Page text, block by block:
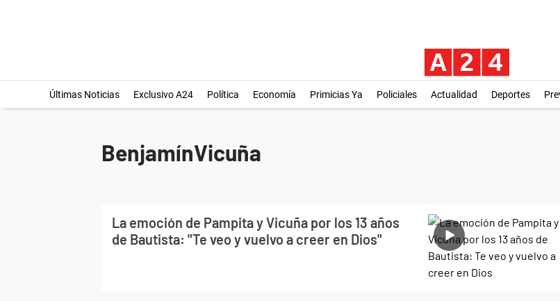
Últimas Noticias Exclusivo A24 Política Economía Primicias Ya Policiales Actualidad Deportes
BenjamínVicuña
La emoción de Pampita y Vicuña por los 13 años
de Bautista: "Te veo y vuelvo a creer en Dios"